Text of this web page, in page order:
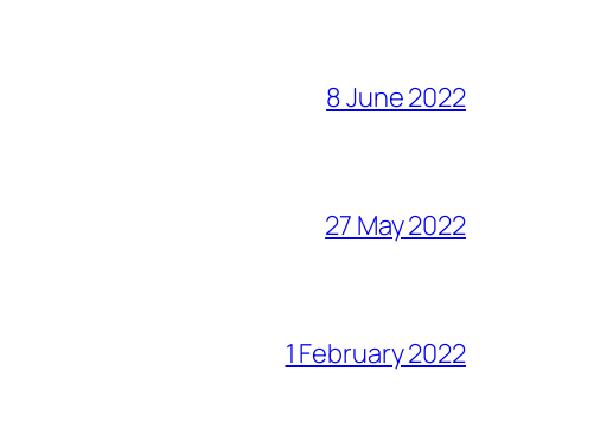
8 June 2022
27 May 2022
1 February 2022